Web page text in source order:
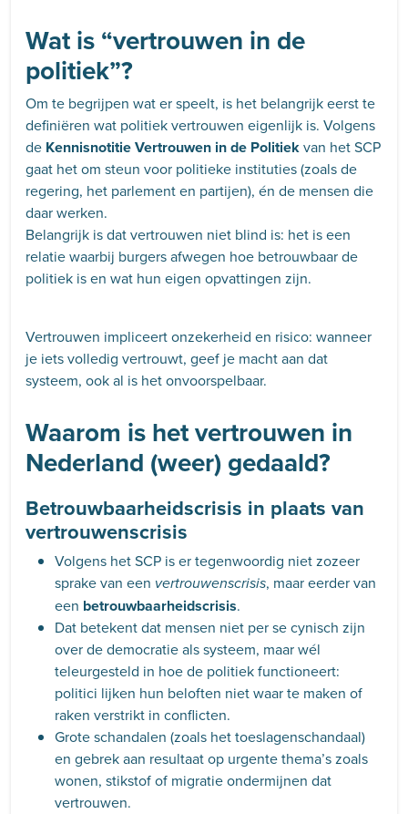
Wat is “vertrouwen in de
politiek”?
Om te begrijpen wat er speelt, is het belangrijk eerst te
definiëren wat politiek vertrouwen eigenlijk is. Volgens
de Kennisnotitie Vertrouwen in de Politiekvan het SCP
gaat het om steun voor politieke instituties (zoals de
regering, het parlement en partijen), én de mensen die
daar werken.
Belangrijk is dat vertrouwen niet blind is: het is een
relatie waarbij burgers afwegen hoe betrouwbaar de
politiek is en wat hun eigen opvattingen zijn.
Vertrouwen impliceert onzekerheid en risico: wanneer
je iets volledig vertrouwt, geef je macht aan dat
systeem, ook al is het onvoorspelbaar.
Waarom is het vertrouwen in
Nederland (weer) gedaald?
Betrouwbaarheidscrisis in plaats van
vertrouwenscrisis
Volgens het SCP is er tegenwoordig niet zozeer
sprake van een vertrouwenscrisis, maar eerder van
een betrouwbaarheidscrisis.
Dat betekent dat mensen niet per se cynisch zijn
over de democratie als systeem, maar wél
teleurgesteld in hoe de politiek functioneert:
politici lijken hun beloften niet waar te maken of
raken verstrikt in conflicten.
Grote schandalen (zoals het toeslagenschandaal)
en gebrek aan resultaat op urgente thema’s zoals
wonen, stikstof of migratie ondermijnen dat
vertrouwen.